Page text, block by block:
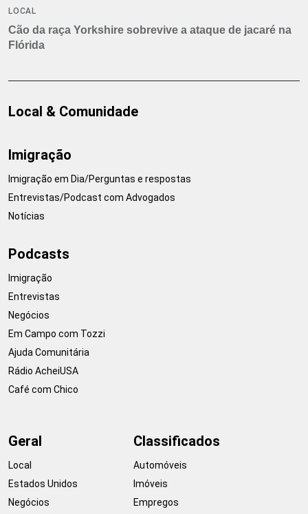
LOCAL
Cão da raça Yorkshire sobrevive a ataque de jacaré na
Flórida
Local & Comunidade
Imigração
Imigração em Dia/Perguntas e respostas
Entrevistas/Podcast com Advogados
Notícias
Podcasts
Imigração
Entrevistas
Negócios
Em Campo com Tozzi
Ajuda Comunitária
Rádio AcheiUSA
Café com Chico
Geral
Local
Estados Unidos
Negócios
Classificados
Automóveis
Imóveis
Empregos